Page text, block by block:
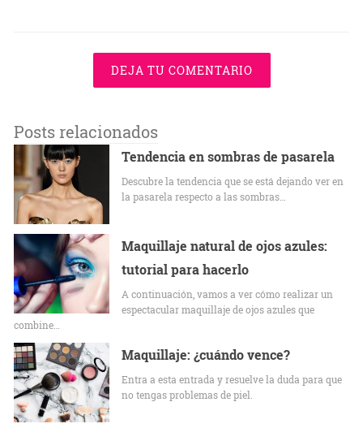
DEJA TU COMENTARIO
Posts relacionados
Tendencia en sombras de pasarela
Descubre la tendencia que se está dejando ver en
la pasarela respecto a las sombras…
Maquillaje natural de ojos azules:
tutorial para hacerlo
A continuación, vamos a ver cómo realizar un
espectacular maquillaje de ojos azules que
combine…
Maquillaje: ¿cuándo vence?
Entra a esta entrada y resuelve la duda para que
no tengas problemas de piel.